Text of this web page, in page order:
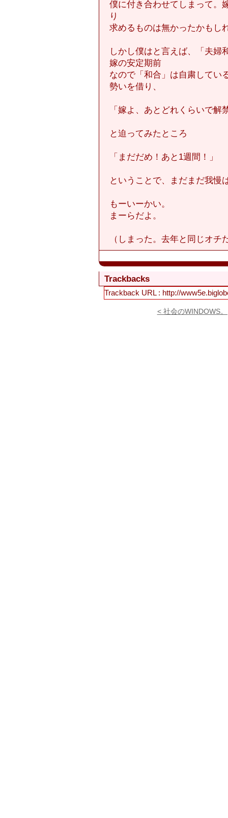
僕に付き合わせてしまって。
り
求めるものは無かったかもし
しかし僕はと言えば、「夫婦
嫁の安定期前
なので「和合」は自粛してい
勢いを借り、
「嫁よ、あとどれくらいで解
と迫ってみたところ
「まだだめ！あと1週間！」
ということで、まだまだ我慢
もーいーかい。
まーらだよ。
（しまった。去年と同じオチ
Trackbacks
Trackback URL : http://
< 社会のWINDOWS。